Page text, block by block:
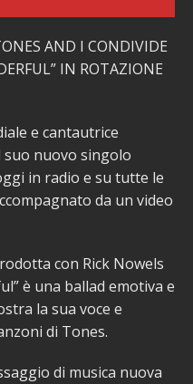
AND I CONDIVIDE
IN ROTAZIONE
e cantautrice
nuovo singolo
in radio e su tutte le
da un video
con Rick Nowels
è una ballad emotiva e
la sua voce e
di Tones.
di musica nuova